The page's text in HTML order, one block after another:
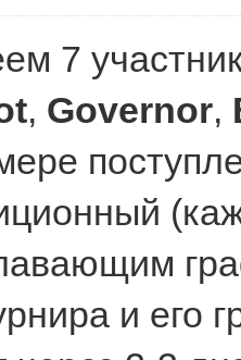
7
, Governor,
и его